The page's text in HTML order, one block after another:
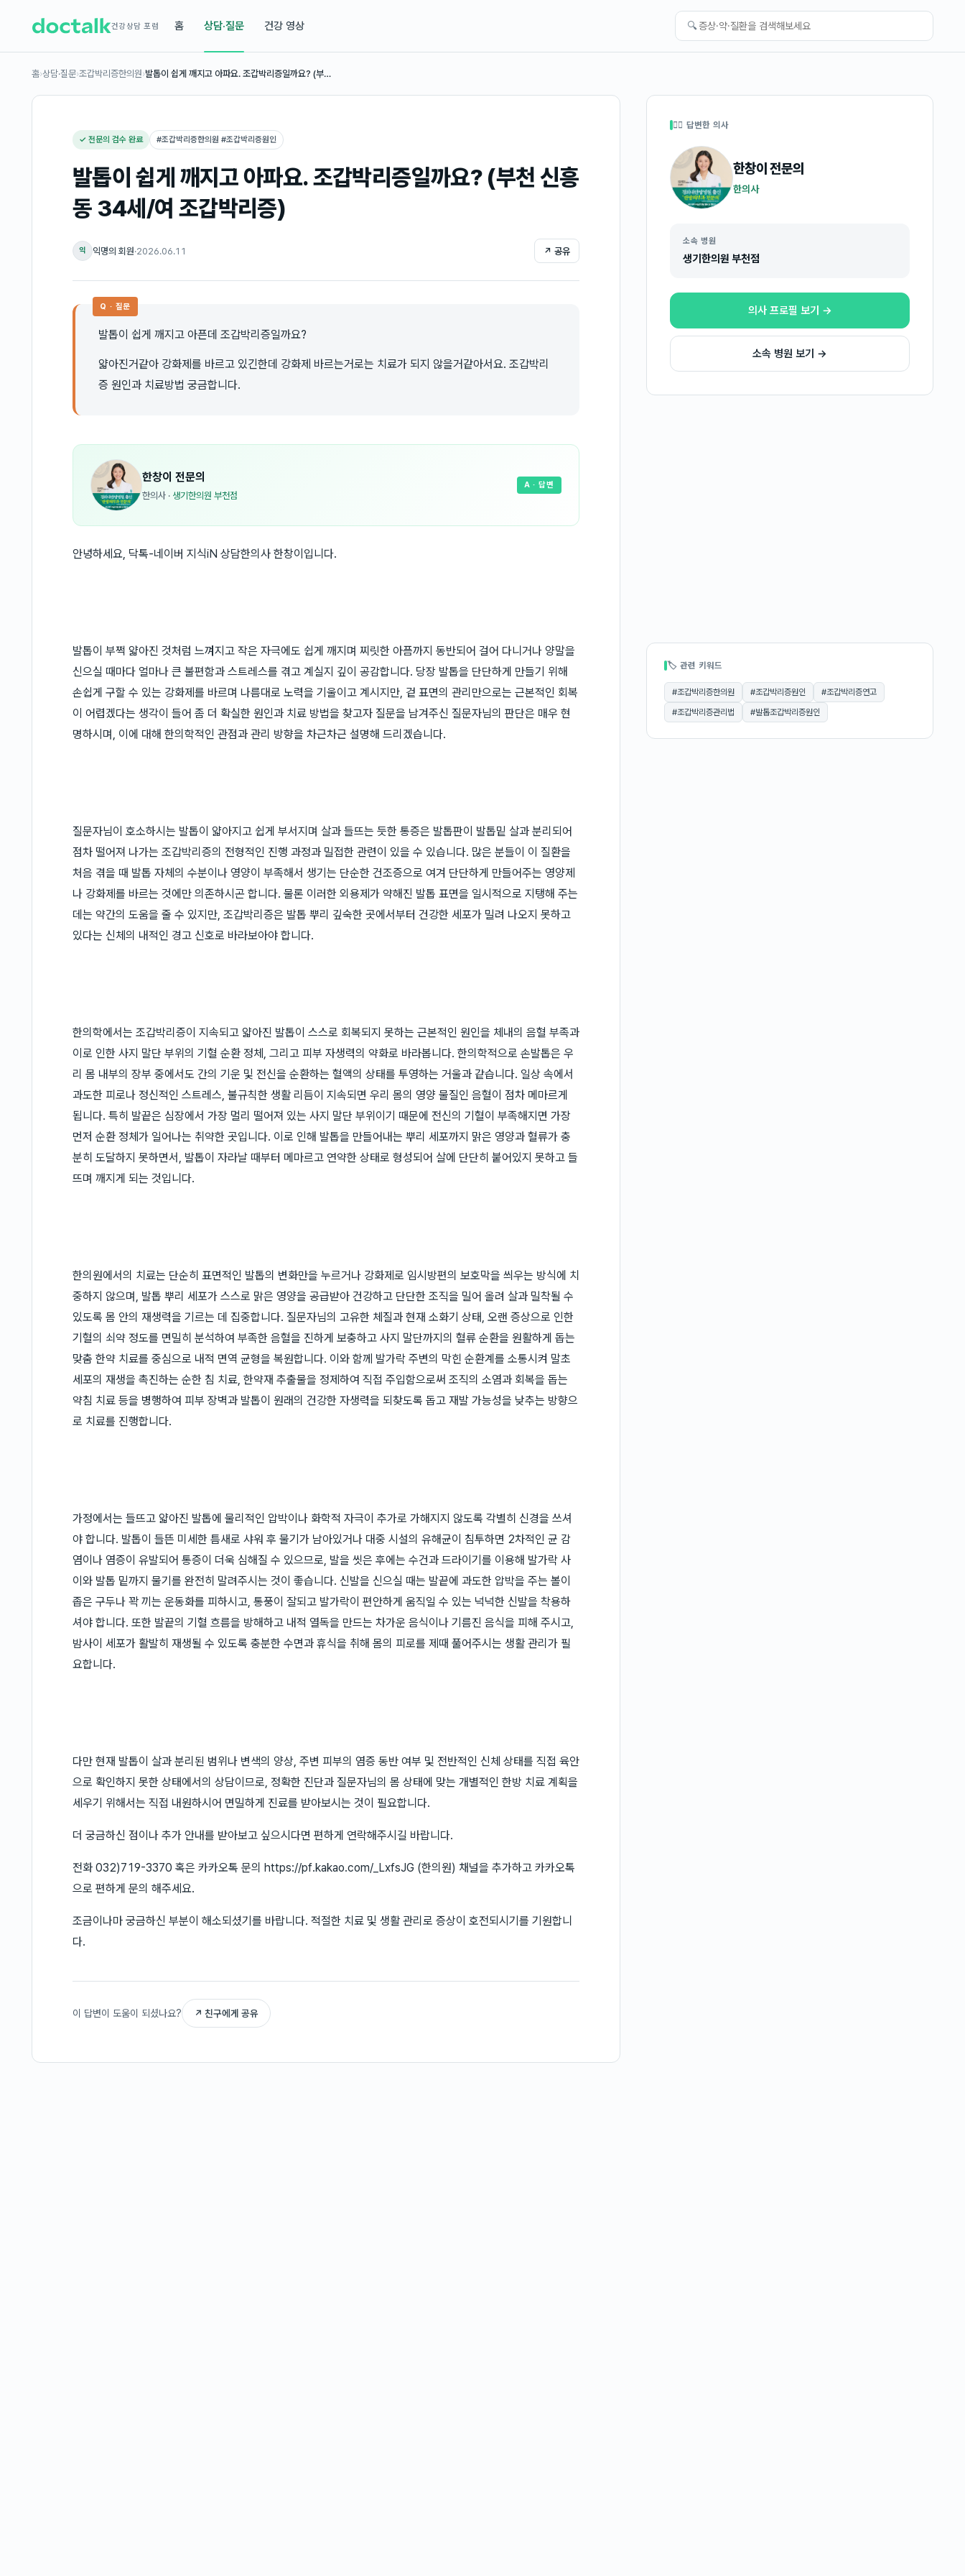
건강상담 포럼 홈 상담·질문 건강 영상 🔍
홈›상담·질문›조갑박리증한의원›발톱이 쉽게 깨지고 아파요. 조갑박리증일까요? (부…
✓ 전문의 검수 완료 #조갑박리증한의원 #조갑박리증원인
발톱이 쉽게 깨지고 아파요. 조갑박리증일까요? (부천 신흥
동 34세/여 조갑박리증)
익 익명의 회원·2026.06.11 ↗ 공유
Q · 질문
발톱이 쉽게 깨지고 아픈데 조갑박리증일까요?
얇아진거같아 강화제를 바르고 있긴한데 강화제 바르는거로는 치료가 되지 않을거같아서요. 조갑박리
증 원인과 치료방법 궁금합니다.
한창이 전문의
한의사 · 생기한의원 부천점
A · 답변
안녕하세요, 닥톡-네이버 지식iN 상담한의사 한창이입니다.
발톱이 부쩍 얇아진 것처럼 느껴지고 작은 자극에도 쉽게 깨지며 찌릿한 아픔까지 동반되어 걸어 다니거나 양말을
신으실 때마다 얼마나 큰 불편함과 스트레스를 겪고 계실지 깊이 공감합니다. 당장 발톱을 단단하게 만들기 위해
손쉽게 구할 수 있는 강화제를 바르며 나름대로 노력을 기울이고 계시지만, 겉 표면의 관리만으로는 근본적인 회복
이 어렵겠다는 생각이 들어 좀 더 확실한 원인과 치료 방법을 찾고자 질문을 남겨주신 질문자님의 판단은 매우 현
명하시며, 이에 대해 한의학적인 관점과 관리 방향을 차근차근 설명해 드리겠습니다.
질문자님이 호소하시는 발톱이 얇아지고 쉽게 부서지며 살과 들뜨는 듯한 통증은 발톱판이 발톱밑 살과 분리되어
점차 떨어져 나가는 조갑박리증의 전형적인 진행 과정과 밀접한 관련이 있을 수 있습니다. 많은 분들이 이 질환을
처음 겪을 때 발톱 자체의 수분이나 영양이 부족해서 생기는 단순한 건조증으로 여겨 단단하게 만들어주는 영양제
나 강화제를 바르는 것에만 의존하시곤 합니다. 물론 이러한 외용제가 약해진 발톱 표면을 일시적으로 지탱해 주는
데는 약간의 도움을 줄 수 있지만, 조갑박리증은 발톱 뿌리 깊숙한 곳에서부터 건강한 세포가 밀려 나오지 못하고
있다는 신체의 내적인 경고 신호로 바라보아야 합니다.
한의학에서는 조갑박리증이 지속되고 얇아진 발톱이 스스로 회복되지 못하는 근본적인 원인을 체내의 음혈 부족과
이로 인한 사지 말단 부위의 기혈 순환 정체, 그리고 피부 자생력의 약화로 바라봅니다. 한의학적으로 손발톱은 우
리 몸 내부의 장부 중에서도 간의 기운 및 전신을 순환하는 혈액의 상태를 투영하는 거울과 같습니다. 일상 속에서
과도한 피로나 정신적인 스트레스, 불규칙한 생활 리듬이 지속되면 우리 몸의 영양 물질인 음혈이 점차 메마르게
됩니다. 특히 발끝은 심장에서 가장 멀리 떨어져 있는 사지 말단 부위이기 때문에 전신의 기혈이 부족해지면 가장
먼저 순환 정체가 일어나는 취약한 곳입니다. 이로 인해 발톱을 만들어내는 뿌리 세포까지 맑은 영양과 혈류가 충
분히 도달하지 못하면서, 발톱이 자라날 때부터 메마르고 연약한 상태로 형성되어 살에 단단히 붙어있지 못하고 들
뜨며 깨지게 되는 것입니다.
한의원에서의 치료는 단순히 표면적인 발톱의 변화만을 누르거나 강화제로 임시방편의 보호막을 씌우는 방식에 치
중하지 않으며, 발톱 뿌리 세포가 스스로 맑은 영양을 공급받아 건강하고 단단한 조직을 밀어 올려 살과 밀착될 수
있도록 몸 안의 재생력을 기르는 데 집중합니다. 질문자님의 고유한 체질과 현재 소화기 상태, 오랜 증상으로 인한
기혈의 쇠약 정도를 면밀히 분석하여 부족한 음혈을 진하게 보충하고 사지 말단까지의 혈류 순환을 원활하게 돕는
맞춤 한약 치료를 중심으로 내적 면역 균형을 복원합니다. 이와 함께 발가락 주변의 막힌 순환계를 소통시켜 말초
세포의 재생을 촉진하는 순한 침 치료, 한약재 추출물을 정제하여 직접 주입함으로써 조직의 소염과 회복을 돕는
약침 치료 등을 병행하여 피부 장벽과 발톱이 원래의 건강한 자생력을 되찾도록 돕고 재발 가능성을 낮추는 방향으
로 치료를 진행합니다.
가정에서는 들뜨고 얇아진 발톱에 물리적인 압박이나 화학적 자극이 추가로 가해지지 않도록 각별히 신경을 쓰셔
야 합니다. 발톱이 들뜬 미세한 틈새로 샤워 후 물기가 남아있거나 대중 시설의 유해균이 침투하면 2차적인 균 감
염이나 염증이 유발되어 통증이 더욱 심해질 수 있으므로, 발을 씻은 후에는 수건과 드라이기를 이용해 발가락 사
이와 발톱 밑까지 물기를 완전히 말려주시는 것이 좋습니다. 신발을 신으실 때는 발끝에 과도한 압박을 주는 볼이
좁은 구두나 꽉 끼는 운동화를 피하시고, 통풍이 잘되고 발가락이 편안하게 움직일 수 있는 넉넉한 신발을 착용하
셔야 합니다. 또한 발끝의 기혈 흐름을 방해하고 내적 열독을 만드는 차가운 음식이나 기름진 음식을 피해 주시고,
밤사이 세포가 활발히 재생될 수 있도록 충분한 수면과 휴식을 취해 몸의 피로를 제때 풀어주시는 생활 관리가 필
요합니다.
다만 현재 발톱이 살과 분리된 범위나 변색의 양상, 주변 피부의 염증 동반 여부 및 전반적인 신체 상태를 직접 육안
으로 확인하지 못한 상태에서의 상담이므로, 정확한 진단과 질문자님의 몸 상태에 맞는 개별적인 한방 치료 계획을
세우기 위해서는 직접 내원하시어 면밀하게 진료를 받아보시는 것이 필요합니다.
더 궁금하신 점이나 추가 안내를 받아보고 싶으시다면 편하게 연락해주시길 바랍니다.
전화 032)719-3370 혹은 카카오톡 문의 https://pf.kakao.com/_LxfsJG (한의원) 채널을 추가하고 카카오톡
으로 편하게 문의 해주세요.
조금이나마 궁금하신 부분이 해소되셨기를 바랍니다. 적절한 치료 및 생활 관리로 증상이 호전되시기를 기원합니
다.
이 답변이 도움이 되셨나요? ↗ 친구에게 공유
👩‍⚕️ 답변한 의사
한창이전문의
한의사
소속 병원
생기한의원 부천점
의사 프로필 보기 →
소속 병원 보기 →
🏷 관련 키워드
#조갑박리증한의원 #조갑박리증원인 #조갑박리증연고
#조갑박리증관리법 #발톱조갑박리증원인